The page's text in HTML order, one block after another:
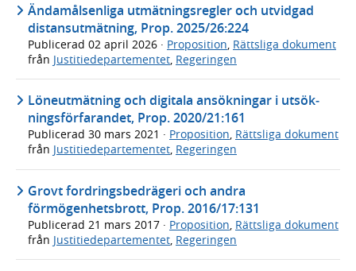
Ändamålsenliga utmätningsregler och utvidgad
distansutmätning, Prop. 2025/26:224
Publicerad 02 april 2026 · Proposition Rättsliga dokument
från Justitiedepartementet Regeringen
Löneutmätning och digitala ansök­ningar i utsök­
nings­förfarandet, Prop. 2020/21:161
Publicerad 30 mars 2021 · Proposition, Rättsliga dokument
från Justitiedepartementet, Regeringen
Grovt fordringsbedrägeri och andra
förmögenhetsbrott, Prop. 2016/17:131
Publicerad 21 mars 2017 · Proposition, Rättsliga dokument
från Justitiedepartementet, Regeringen